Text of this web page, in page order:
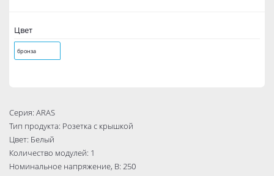
Цвет
бронза
Серия: ARAS
Тип продукта: Розетка с крышкой
Цвет: Белый
Количество модулей: 1
Номинальное напряжение, B: 250